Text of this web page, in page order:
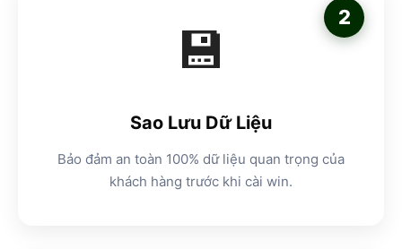
2
💾
Sao Lưu Dữ Liệu
Bảo đảm an toàn 100% dữ liệu quan trọng của
khách hàng trước khi cài win.